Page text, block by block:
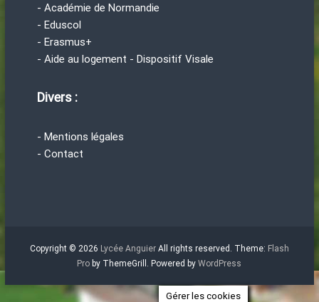
- Académie de Normandie
- Eduscol
- Erasmus+
- Aide au logement - Dispositif Visale
Divers :
- Mentions légales
- Contact
Copyright © 2026 Lycée AnguierAll rights reserved. Theme: Flash
Pro by ThemeGrill. Powered byWordPress
Gérer les cookies